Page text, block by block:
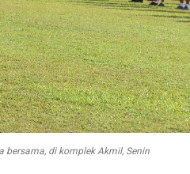
di komplek Akmil, Senin